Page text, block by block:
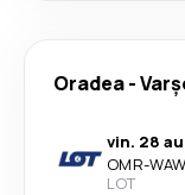
Oradea-
vin. 28
OMR-WAW
LOT